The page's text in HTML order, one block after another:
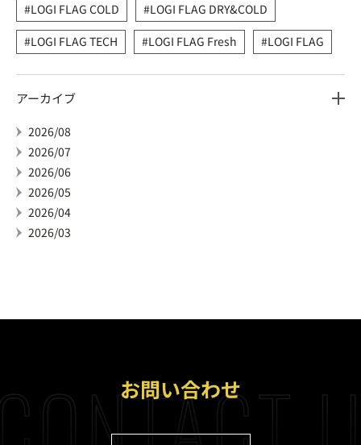
LOGI FLAG COLD
LOGI FLAG DRY&COLD
LOGI FLAG TECH
LOGI FLAG Fresh LOGI FLAG
アーカイブ
2026/08
2026/07
2026/06
2026/05
2026/04
2026/03
お問い合わせ